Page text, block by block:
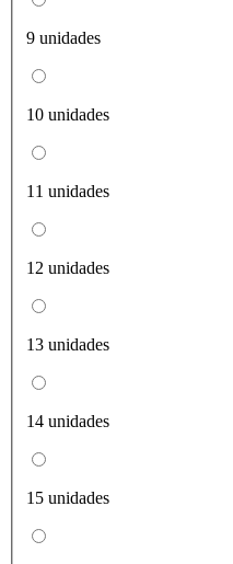
9 unidades
10 unidades
11 unidades
12 unidades
13 unidades
14 unidades
15 unidades